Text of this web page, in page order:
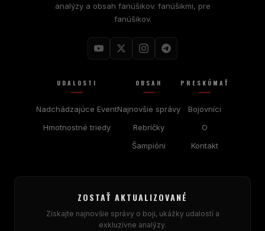
analýzy a obsah fanúšikov. fanúšikmi, pre
fanúšikov.
UDALOSTI
Nadchádzajúce Event
Hmotnostné triedy
OBSAH
Najnovšie správy
Rebríčky
Šampióni
PRESKÚMAŤ
Bojovníci
O
Kontakt
ZOSTAŤ AKTUALIZOVANÉ
Získajte najnovšie správy o boji, ukážky udalostí a
exkluzívne analýzy.